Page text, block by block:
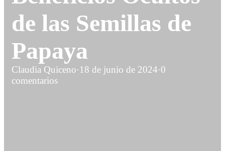
de las Semillas de
Papaya
Claudia Quiceno·18 de junio de 2024·0
comentarios